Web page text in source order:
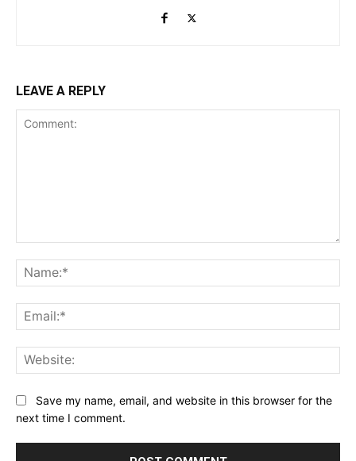
LEAVE A REPLY
Save my name, email, and website in this browser for the
next time I comment.